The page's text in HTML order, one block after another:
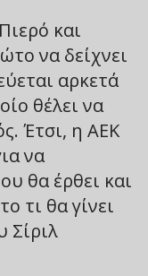
και
να δείχνει
αρκετά
θέλει να
Έτσι, η ΑΕΚ
να
θα έρθει και
τι θα γίνει
Σίριλ